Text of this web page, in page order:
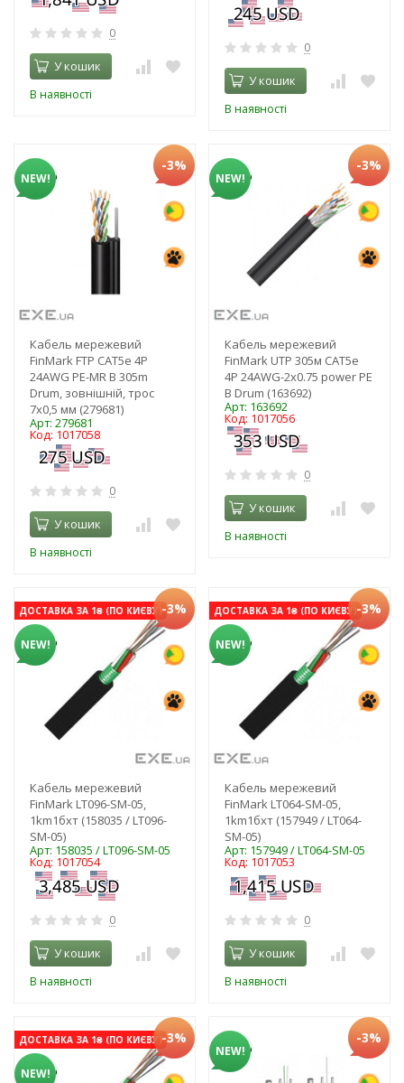
0
У кошик
В наявності
0
У кошик
В наявності
NEW!
-3%
Кабель мережевий
FinMark FTP CAT5e 4P
24AWG PE-MR B 305m
Drum, зовнішній, трос
7х0,5 мм (279681)
Арт: 279681
Код: 1017058
0
У кошик
В наявності
NEW!
-3%
Кабель мережевий
FinMark UTP 305м CAT5e
4P 24AWG-2x0.75 power PE
B Drum (163692)
Арт: 163692
Код: 1017056
0
У кошик
В наявності
ДОСТАВКА ЗА 1₴ (ПО КИЄВУ)
NEW!
-3%
Кабель мережевий
FinMark LT096-SM-05,
1km1бхт (158035 / LT096-
SM-05)
Арт: 158035 / LT096-SM-05
Код: 1017054
0
У кошик
В наявності
ДОСТАВКА ЗА 1₴ (ПО КИЄВУ)
NEW!
-3%
Кабель мережевий
FinMark LT064-SM-05,
1km1бхт (157949 / LT064-
SM-05)
Арт: 157949 / LT064-SM-05
Код: 1017053
0
У кошик
В наявності
ДОСТАВКА ЗА 1₴ (ПО КИЄВУ)
NEW!
-3%
NEW!
-3%